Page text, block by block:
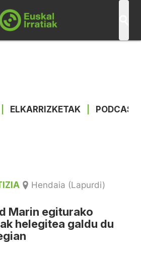
ELKARRIZKETAK
Hendaia (Lapurdi)
Marin egiturako
helegitea galdu du